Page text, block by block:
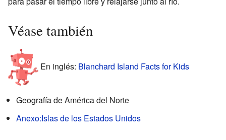
Véase también
En inglés: Blanchard Island Facts for Kids
Geografía de América del Norte
Anexo:Islas de los Estados Unidos